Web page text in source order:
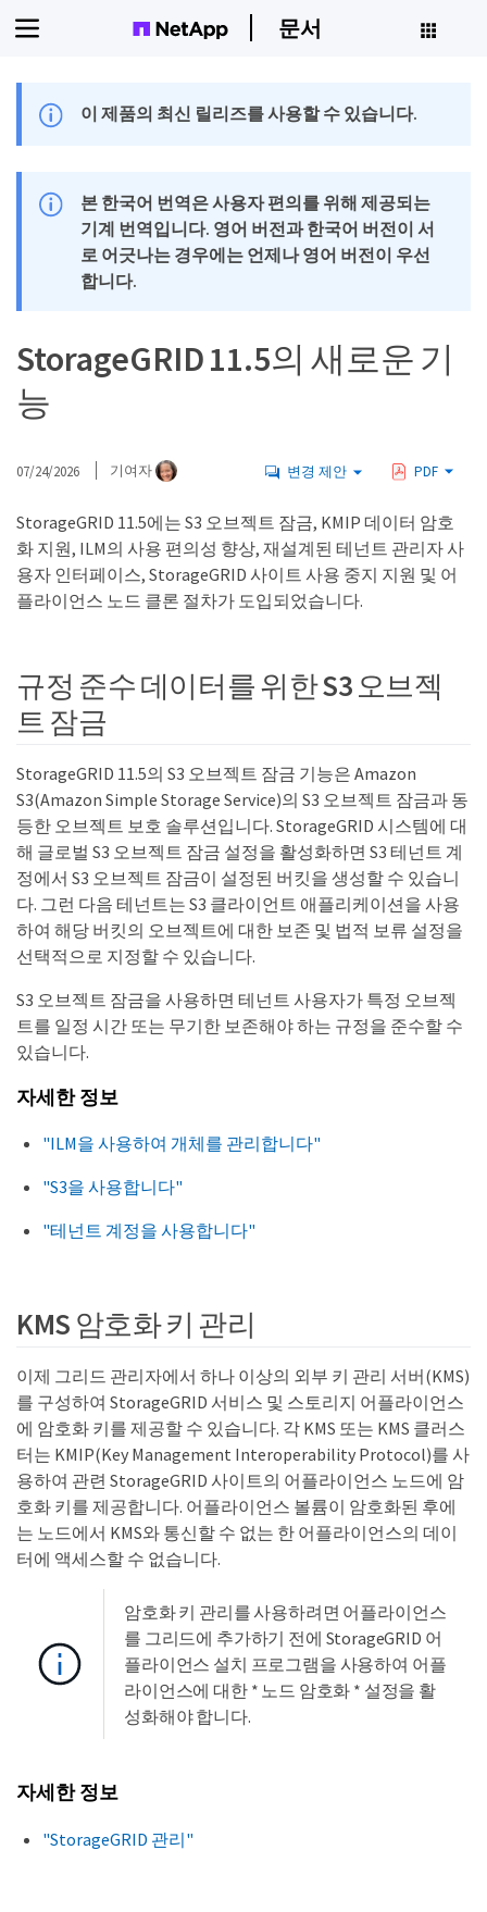
문서
이 제품의 최신 릴리즈를 사용할 수 있습니다.
본 한국어 번역은 사용자 편의를 위해 제공되는
기계 번역입니다. 영어 버전과 한국어 버전이 서
로 어긋나는 경우에는 언제나 영어 버전이 우선
합니다.
StorageGRID 11.5의 새로운 기
능
07/24/2026 기여자 변경 제안 PDF
StorageGRID 11.5에는 S3 오브젝트 잠금, KMIP 데이터 암호
화 지원, ILM의 사용 편의성 향상, 재설계된 테넌트 관리자 사
용자 인터페이스, StorageGRID 사이트 사용 중지 지원 및 어
플라이언스 노드 클론 절차가 도입되었습니다.
규정 준수 데이터를 위한 S3 오브젝
트 잠금
StorageGRID 11.5의 S3 오브젝트 잠금 기능은 Amazon
S3(Amazon Simple Storage Service)의 S3 오브젝트 잠금과 동
등한 오브젝트 보호 솔루션입니다. StorageGRID 시스템에 대
해 글로벌 S3 오브젝트 잠금 설정을 활성화하면 S3 테넌트 계
정에서 S3 오브젝트 잠금이 설정된 버킷을 생성할 수 있습니
다. 그런 다음 테넌트는 S3 클라이언트 애플리케이션을 사용
하여 해당 버킷의 오브젝트에 대한 보존 및 법적 보류 설정을
선택적으로 지정할 수 있습니다.
S3 오브젝트 잠금을 사용하면 테넌트 사용자가 특정 오브젝
트를 일정 시간 또는 무기한 보존해야 하는 규정을 준수할 수
있습니다.
자세한 정보
"ILM을 사용하여 개체를 관리합니다"
"S3을 사용합니다"
"테넌트 계정을 사용합니다"
KMS 암호화 키 관리
이제 그리드 관리자에서 하나 이상의 외부 키 관리 서버(KMS)
를 구성하여 StorageGRID 서비스 및 스토리지 어플라이언스
에 암호화 키를 제공할 수 있습니다. 각 KMS 또는 KMS 클러스
터는 KMIP(Key Management Interoperability Protocol)를 사
용하여 관련 StorageGRID 사이트의 어플라이언스 노드에 암
호화 키를 제공합니다. 어플라이언스 볼륨이 암호화된 후에
는 노드에서 KMS와 통신할 수 없는 한 어플라이언스의 데이
터에 액세스할 수 없습니다.
암호화 키 관리를 사용하려면 어플라이언스
를 그리드에 추가하기 전에 StorageGRID 어
플라이언스 설치 프로그램을 사용하여 어플
라이언스에 대한 * 노드 암호화 * 설정을 활
성화해야 합니다.
자세한 정보
"StorageGRID 관리"